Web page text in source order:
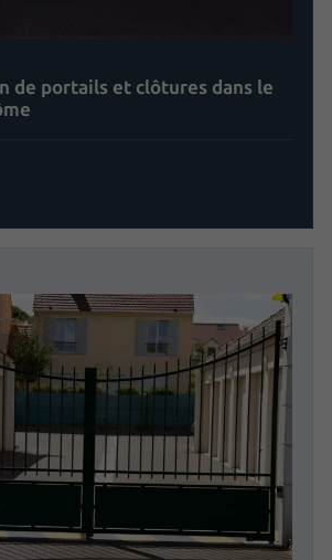
de portails et clôtures dans le